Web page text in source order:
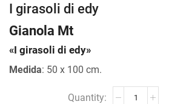
I girasoli di edy
Gianola Mt
«I girasoli di edy»
Medida: 50 x 100 cm.